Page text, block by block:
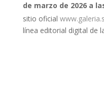
de marzo de 2026 a
sitio oficial
línea editorial digital de